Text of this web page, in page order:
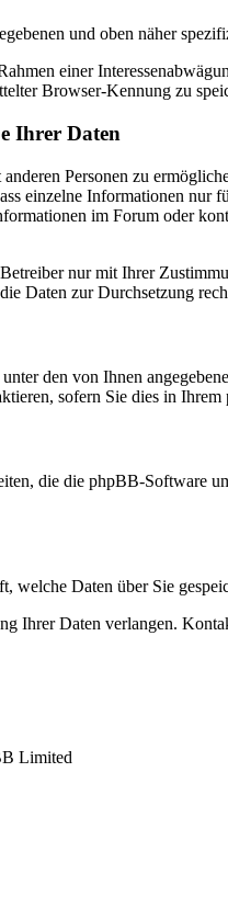
und oben näher
einer
Browser-Kennung zu
Ihrer Daten
Personen zu
einzelne Informationen nur
im Forum oder
nur mit Ihrer
Daten zur Durchsetzung
den von Ihnen
sofern Sie dies in Ihrem
die die phpBB-Software
welche Daten über Sie
Ihrer Daten verlangen.
Limited